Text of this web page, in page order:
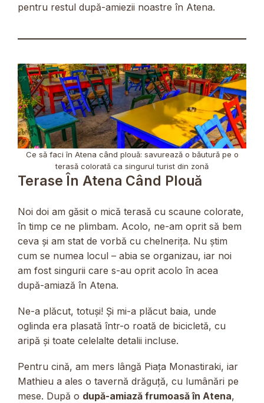
pentru restul după-amiezii noastre în Atena.
Ce să faci în Atena când plouă: savurează o băutură pe o
terasă colorată ca singurul turist din zonă
Terase În Atena Când Plouă
Noi doi am găsit o mică terasă cu scaune colorate,
în timp ce ne plimbam. Acolo, ne-am oprit să bem
ceva și am stat de vorbă cu chelnerița. Nu știm
cum se numea locul – abia se organizau, iar noi
am fost singurii care s-au oprit acolo în acea
după-amiază în Atena.
Ne-a plăcut, totuși! Și mi-a plăcut baia, unde
oglinda era plasată într-o roată de bicicletă, cu
aripă și toate celelalte detalii incluse.
Pentru cină, am mers lângă Piața Monastiraki, iar
Mathieu a ales o tavernă drăguță, cu lumânări pe
mese. După o după-amiază frumoasă în Atena,